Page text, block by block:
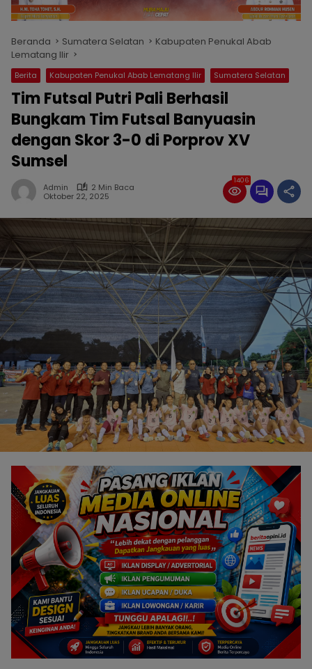
Beranda Sumatera Selatan
Kabupaten Penukal Abab
Lematang Ilir
Berita Kabupaten Penukal Abab Lematang Ilir Sumatera Selatan
Tim Futsal Putri Pali Berhasil
Bungkam Tim Futsal Banyuasin
dengan Skor 3-0 di Porprov XV
Sumsel
Admin
2 Min Baca
Oktober 22, 2025
1406